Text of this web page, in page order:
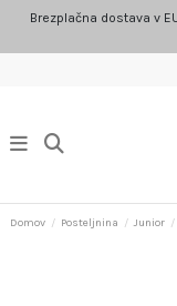
Brezplačna dostava v
Domov Posteljnina Junior